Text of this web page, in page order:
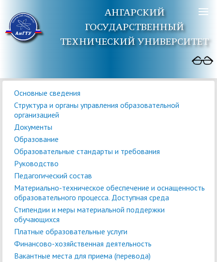
АНГАРСКИЙ
ГОСУДАРСТВЕННЫЙ
ТЕХНИЧЕСКИЙ УНИВЕРСИТЕТ
Основные сведения
Структура и органы управления образовательной
организацией
Документы
Образование
Образовательные стандарты и требования
Руководство
Педагогический состав
Материально-техническое обеспечение и оснащенность
образовательного процесса. Доступная среда
Стипендии и меры материальной поддержки
обучающихся
Платные образовательные услуги
Финансово-хозяйственная деятельность
Вакантные места для приема (перевода)